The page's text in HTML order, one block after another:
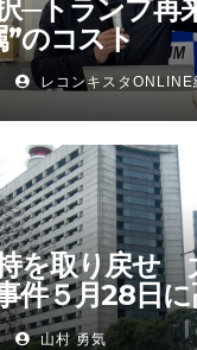
─トランプ再
のコスト
レコンキスタONLINE
を取り戻せ
件５月28日に
山村 勇気